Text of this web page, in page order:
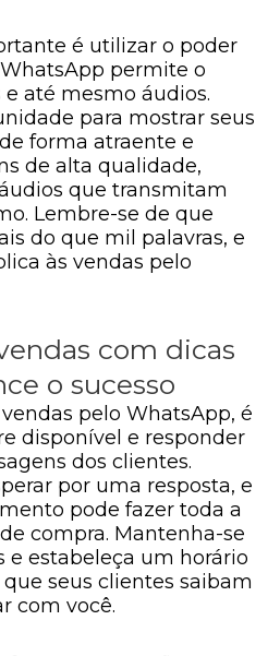
é utilizar o poder
permite o
até mesmo áudios.
para mostrar seus
forma atraente e
de alta qualidade,
que transmitam
Lembre-se de que
do que mil palavras, e
às vendas pelo
com dicas
o sucesso
pelo WhatsApp, é
disponível e responder
dos clientes.
por uma resposta, e
pode fazer toda a
compra. Mantenha-se
e estabeleça um horário
seus clientes saibam
com você.